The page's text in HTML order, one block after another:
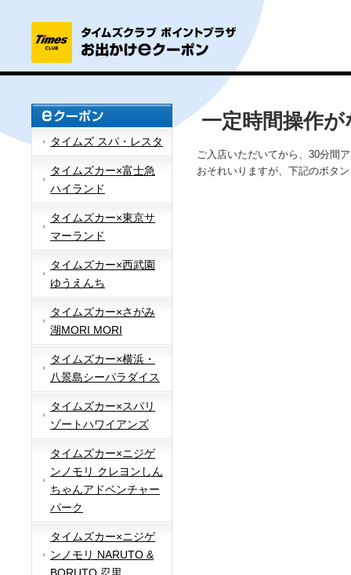
タイムズ スパ・レスタ
タイムズカー×富士急
ハイランド
タイムズカー×東京サ
マーランド
タイムズカー×西武園
ゆうえんち
タイムズカー×さがみ
湖MORI MORI
タイムズカー×横浜・
八景島シーパラダイス
タイムズカー×スパリ
ゾートハワイアンズ
タイムズカー×ニジゲ
ンノモリ クレヨンしん
ちゃんアドベンチャー
パーク
タイムズカー×ニジゲ
ンノモリ NARUTO &
一定時間操作
ご入店いただいてから、30分間
おそれいりますが、下記のボタ